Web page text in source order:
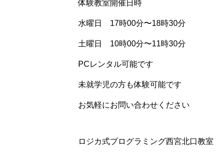
体験教室開催日時
水曜日 17時00分〜18時30分
土曜日 10時00分〜11時30分
PCレンタル可能です
未就学児の方も体験可能です
お気軽にお問い合わせください
ロジカ式プログラミング西宮北口教室